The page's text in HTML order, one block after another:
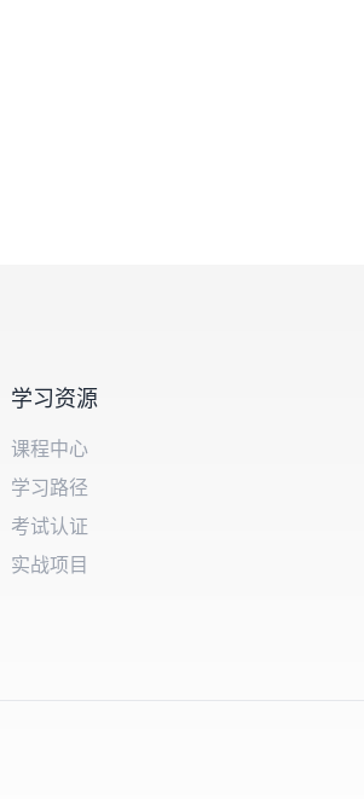
学习资源
课程中心
学习路径
考试认证
实战项目